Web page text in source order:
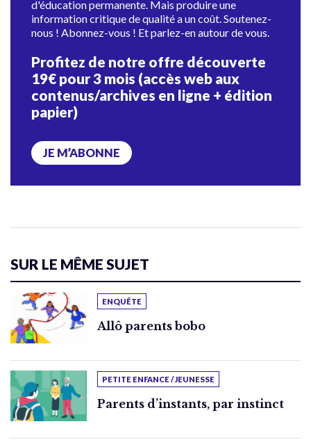
d'éducation permanente. Mais produire une
information critique de qualité a un coût. Soutenez-
nous ! Abonnez-vous ! Et parlez-en autour de vous.
Profitez de notre offre découverte
19€ pour 3 mois (accès web aux
contenus/archives en ligne + édition
papier)
JE M’ABONNE
SUR LE MÊME SUJET
ENQUÊTE
Allô parents bobo
PETITE ENFANCE / JEUNESSE
Parents d’instants, par instinct